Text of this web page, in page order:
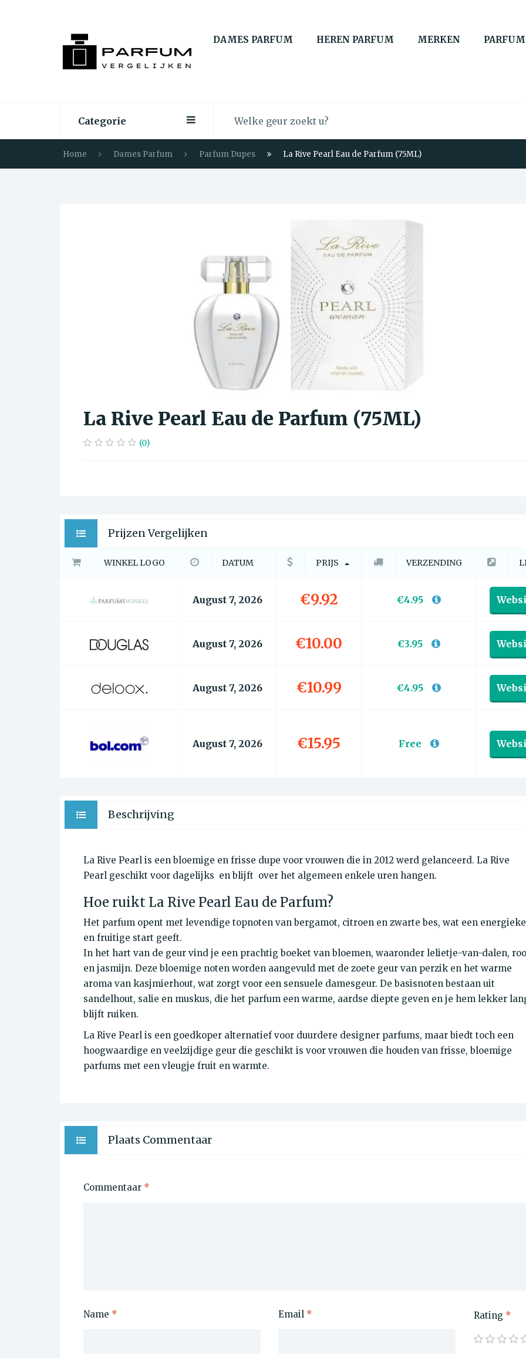
DAMES PARFUM HEREN PARFUM MERKEN
Categorie
Home Dames Parfum Parfum Dupes La Rive Pearl Eau de Parfum (75ML)
La Rive Pearl Eau de Parfum (75ML)
(0)
Prijzen Vergelijken
WINKEL LOGO DATUM PRIJS VERZENDING
August 7, 2026 €9.92 €4.95
August 7, 2026 €10.00 €3.95
August 7, 2026 €10.99 €4.95
August 7, 2026 €15.95 Free
Beschrijving
La Rive Pearl is een bloemige en frisse dupe voor vrouwen die in 2012 werd gelanceerd. La Rive
Pearl geschikt voor dagelijks en blijft over het algemeen enkele uren hangen.
Hoe ruikt La Rive Pearl Eau de Parfum?
Het parfum opent met levendige topnoten van bergamot, citroen en zwarte bes, wat een energieke
en fruitige start geeft.
In het hart van de geur vind je een prachtig boeket van bloemen, waaronder lelietje-van-dalen,
en jasmijn. Deze bloemige noten worden aangevuld met de zoete geur van perzik en het warme
aroma van kasjmierhout, wat zorgt voor een sensuele damesgeur. De basisnoten bestaan uit
sandelhout, salie en muskus, die het parfum een warme, aardse diepte geven en je hem lekker
blijft ruiken.
La Rive Pearl is een goedkoper alternatief voor duurdere designer parfums, maar biedt toch een
hoogwaardige en veelzijdige geur die geschikt is voor vrouwen die houden van frisse, bloemige
parfums met een vleugje fruit en warmte.
Plaats Commentaar
Commentaar *
Name * Email * Rating *